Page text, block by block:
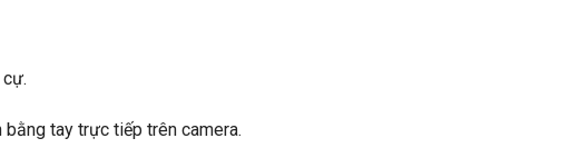
tay trực tiếp trên camera.